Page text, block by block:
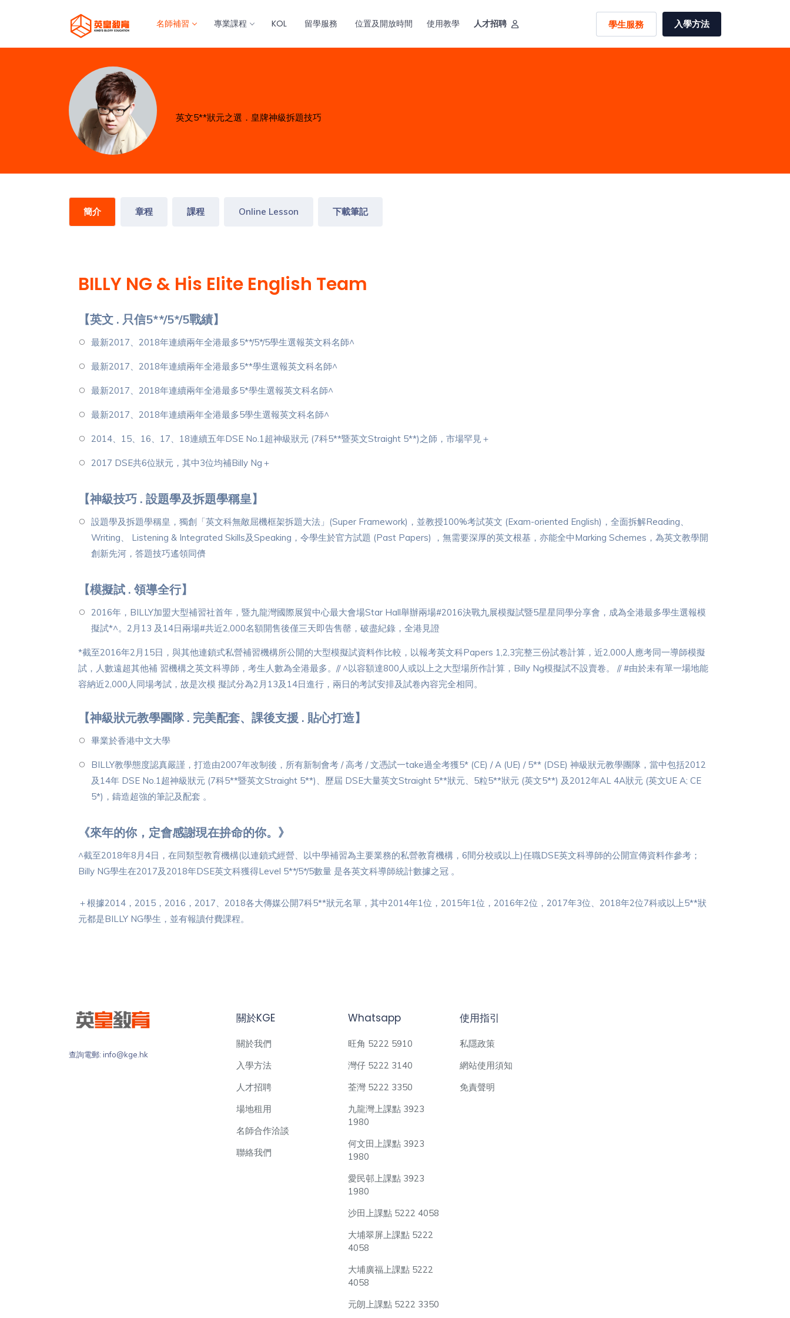
名師補習 專業課程 KOL 留學服務 位置及開放時間 使用教學 人才招聘 學生服務 入學方法
英文5**狀元之選．皇牌神級拆題技巧
簡介 章程 課程 Online Lesson 下載筆記
BILLY NG & His Elite English Team
【英文 . 只信5**/5*/5戰績】
最新2017、2018年連續兩年全港最多5**/5*/5學生選報英文科名師^
最新2017、2018年連續兩年全港最多5**學生選報英文科名師^
最新2017、2018年連續兩年全港最多5*學生選報英文科名師^
最新2017、2018年連續兩年全港最多5學生選報英文科名師^
2014、15、16、17、18連續五年DSE No.1超神級狀元 (7科5**暨英文Straight 5**)之師，市場罕見＋
2017 DSE共6位狀元，其中3位均補Billy Ng＋
【神級技巧 . 設題學及拆題學稱皇】
設題學及拆題學稱皇，獨創「英文科無敵屈機框架拆題大法」(Super Framework)，並教授100%考試英文 (Exam-oriented English)，全面拆解Reading、
Writing、 Listening & Integrated Skills及Speaking，令學生於官方試題 (Past Papers) ，無需要深厚的英文根基，亦能全中Marking Schemes，為英文教學開
創新先河，答題技巧遙領同儕
【模擬試 . 領導全行】
2016年，BILLY加盟大型補習社首年，暨九龍灣國際展貿中心最大會場Star Hall舉辦兩場#2016決戰九展模擬試暨5星星同學分享會，成為全港最多學生選報模
擬試*^。2月13 及14日兩場#共近2,000名額開售後僅三天即告售罄，破盡紀錄，全港見證
*截至2016年2月15日，與其他連鎖式私營補習機構所公開的大型模擬試資料作比較，以報考英文科Papers 1,2,3完整三份試卷計算，近2,000人應考同一導師模擬
試，人數遠超其他補 習機構之英文科導師，考生人數為全港最多。// ^以容額達800人或以上之大型場所作計算，Billy Ng模擬試不設賣卷。 // #由於未有單一場地能
容納近2,000人同場考試，故是次模 擬試分為2月13及14日進行，兩日的考試安排及試卷內容完全相同。
【神級狀元教學團隊 . 完美配套、課後支援 . 貼心打造】
畢業於香港中文大學
BILLY教學態度認真嚴謹，打造由2007年改制後，所有新制會考 / 高考 / 文憑試一take過全考獲5* (CE) / A (UE) / 5** (DSE) 神級狀元教學團隊，當中包括2012
及14年 DSE No.1超神級狀元 (7科5**暨英文Straight 5**)、歷屆 DSE大量英文Straight 5**狀元、5粒5**狀元 (英文5**) 及2012年AL 4A狀元 (英文UE A; CE
5*)，鑄造超強的筆記及配套 。
《來年的你，定會感謝現在拚命的你。》
^截至2018年8月4日，在同類型教育機構(以連鎖式經營、以中學補習為主要業務的私營教育機構，6間分校或以上)任職DSE英文科導師的公開宣傳資料作參考；
Billy NG學生在2017及2018年DSE英文科獲得Level 5**/5*/5數量 是各英文科導師統計數據之冠 。
＋根據2014，2015，2016，2017、2018各大傳媒公開7科5**狀元名單，其中2014年1位，2015年1位，2016年2位，2017年3位、2018年2位7科或以上5**狀
元都是BILLY NG學生，並有報讀付費課程。
查詢電郵: info@kge.hk
關於KGE
關於我們
入學方法
人才招聘
場地租用
名師合作洽談
聯絡我們
Whatsapp
旺角 5222 5910
灣仔 5222 3140
荃灣 5222 3350
九龍灣上課點 3923
1980
何文田上課點 3923
1980
愛民邨上課點 3923
1980
沙田上課點 5222 4058
大埔翠屏上課點 5222
4058
大埔廣福上課點 5222
4058
元朗上課點 5222 3350
使用指引
私隱政策
網站使用須知
免責聲明